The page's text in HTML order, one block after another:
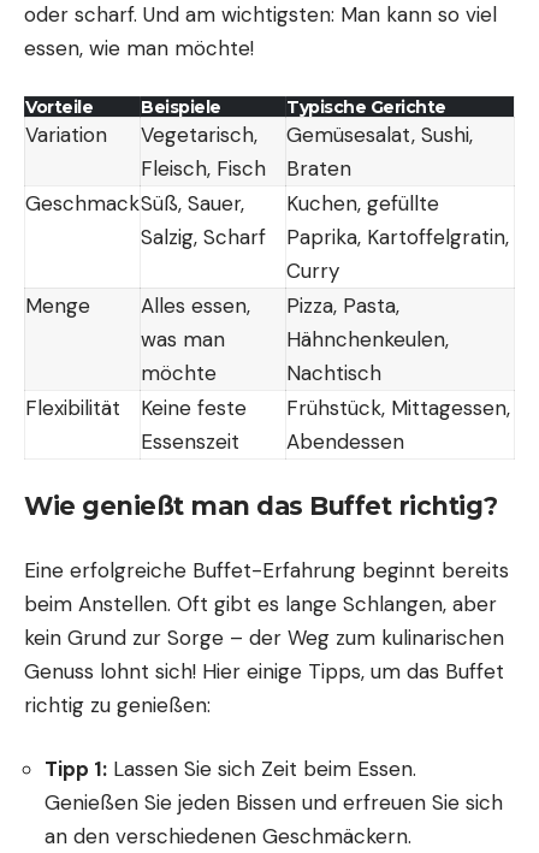
oder scharf. Und am wichtigsten: Man kann so viel
essen, wie man möchte!
Vorteile Beispiele Typische Gerichte
Variation
Vegetarisch,
Fleisch, Fisch
Gemüsesalat, Sushi,
Braten
GeschmackSüß, Sauer,
Salzig, Scharf
Kuchen, gefüllte
Paprika, Kartoffelgratin,
Curry
Menge
Alles essen,
was man
möchte
Pizza, Pasta,
Hähnchenkeulen,
Nachtisch
Flexibilität
Keine feste
Essenszeit
Frühstück, Mittagessen,
Abendessen
Wie genießt man das Buffet richtig?
Eine erfolgreiche Buffet-Erfahrung beginnt bereits
beim Anstellen. Oft gibt es lange Schlangen, aber
kein Grund zur Sorge – der Weg zum kulinarischen
Genuss lohnt sich! Hier einige Tipps, um das Buffet
richtig zu genießen:
Tipp 1: Lassen Sie sich Zeit beim Essen.
Genießen Sie jeden Bissen und erfreuen Sie sich
an den verschiedenen Geschmäckern.